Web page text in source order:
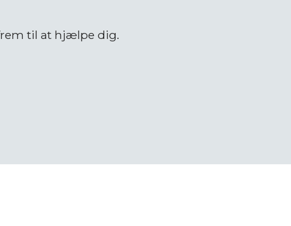
til at hjælpe dig.​